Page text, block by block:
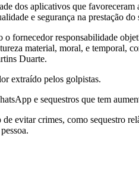
dos aplicativos que
e segurança na prestação do
fornecedor responsabilidade
material, moral, e temporal,
Duarte.
extraído pelos golpistas.
e sequestros que tem
evitar crimes, como sequestro